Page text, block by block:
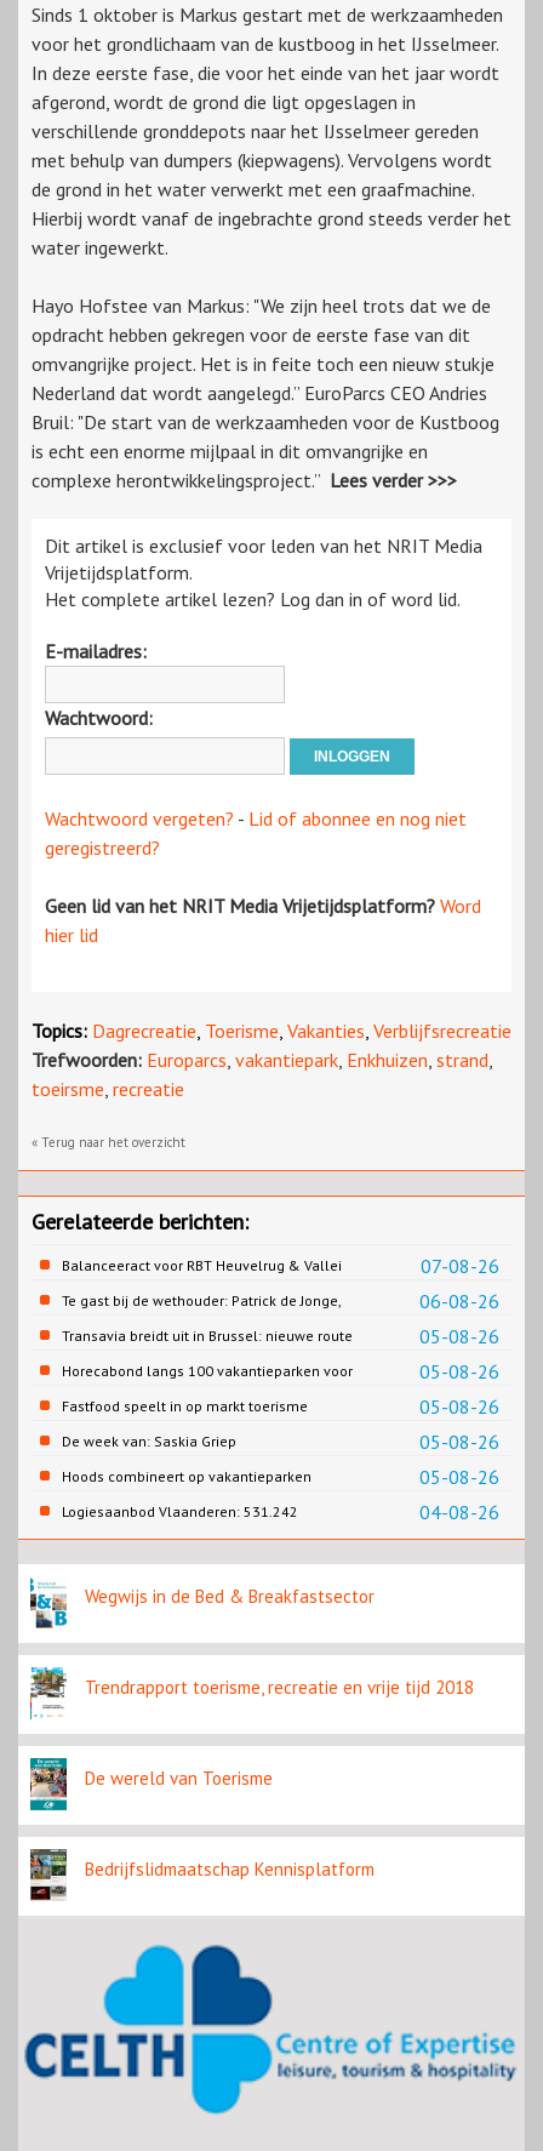
Sinds 1 oktober is Markus gestart met de werkzaamheden
voor het grondlichaam van de kustboog in het IJsselmeer.
In deze eerste fase, die voor het einde van het jaar wordt
afgerond, wordt de grond die ligt opgeslagen in
verschillende gronddepots naar het IJsselmeer gereden
met behulp van dumpers (kiepwagens). Vervolgens wordt
de grond in het water verwerkt met een graafmachine.
Hierbij wordt vanaf de ingebrachte grond steeds verder het
water ingewerkt.
Hayo Hofstee van Markus: "We zijn heel trots dat we de
opdracht hebben gekregen voor de eerste fase van dit
omvangrijke project. Het is in feite toch een nieuw stukje
Nederland dat wordt aangelegd.” EuroParcs CEO Andries
Bruil: "De start van de werkzaamheden voor de Kustboog
is echt een enorme mijlpaal in dit omvangrijke en
complexe herontwikkelingsproject.” Lees verder >>>
Dit artikel is exclusief voor leden van het NRIT Media
Vrijetijdsplatform.
Het complete artikel lezen? Log dan in of word lid.
E-mailadres:
Wachtwoord:
Wachtwoord vergeten? - Lid of abonnee en nog niet
geregistreerd?
Geen lid van het NRIT Media Vrijetijdsplatform? Word
hier lid
Topics: Dagrecreatie, Toerisme, Vakanties, Verblijfsrecreatie
Trefwoorden: Europarcs, vakantiepark, Enkhuizen, strand,
toeirsme, recreatie
« Terug naar het overzicht
Gerelateerde berichten:
07-08-26
Balanceeract voor RBT Heuvelrug & Vallei
06-08-26
Te gast bij de wethouder: Patrick de Jonge,
Gemeente Emmen
05-08-26
Transavia breidt uit in Brussel: nieuwe route
naar Porto
05-08-26
Horecabond langs 100 vakantieparken voor
Cao-recreatie
05-08-26
Fastfood speelt in op markt toerisme
05-08-26
De week van: Saskia Griep
05-08-26
Hoods combineert op vakantieparken
recreatie en wonen
04-08-26
Logiesaanbod Vlaanderen: 531.242
slaapplaatsen
Wegwijs in de Bed & Breakfastsector
Trendrapport toerisme, recreatie en vrije tijd 2018
De wereld van Toerisme
Bedrijfslidmaatschap Kennisplatform